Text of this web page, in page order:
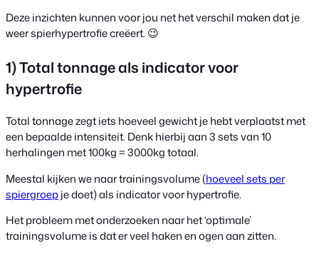
Deze inzichten kunnen voor jou net het verschil maken dat je
weer spierhypertrofie creëert. 😉
1) Total tonnage als indicator voor
hypertrofie
Total tonnage zegt iets hoeveel gewicht je hebt verplaatst met
een bepaalde intensiteit. Denk hierbij aan 3 sets van 10
herhalingen met 100kg = 3000kg totaal.
Meestal kijken we naar trainingsvolume (hoeveel sets per
spiergroepje doet) als indicator voor hypertrofie.
Het probleem met onderzoeken naar het ‘optimale’
trainingsvolume is dat er veel haken en ogen aan zitten.